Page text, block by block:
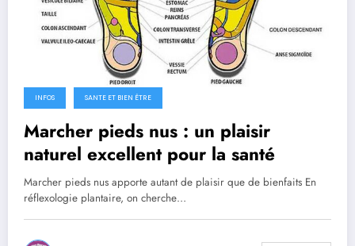
INFOS SANTE ET BIEN ÊTRE
Marcher pieds nus : un plaisir
naturel excellent pour la santé
Marcher pieds nus apporte autant de plaisir que de bienfaits En
réflexologie plantaire, on cherche…